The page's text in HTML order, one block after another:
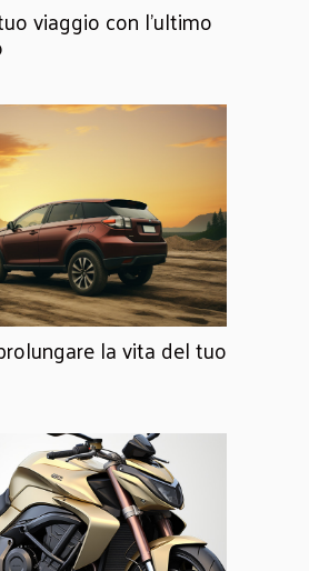
viaggio con l'ultimo
la vita del tuo